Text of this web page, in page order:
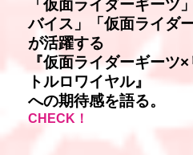
「仮面ライダーギーツ
バイス」「仮面ライダー
が活躍する
『仮面ライダーギーツ
トルロワイヤル』
への期待感を語る。
CHECK！